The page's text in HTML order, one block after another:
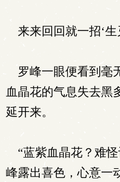
来来回回就一招‘生
罗峰一眼便看到毫
血晶花的气息失去黑
延开来。
“蓝紫血晶花？难怪
峰露出喜色，心意一